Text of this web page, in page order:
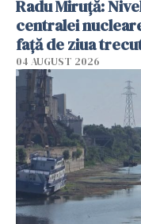
Radu Miruţă:
centralei
faţă de ziua
04 AUGUST 2026